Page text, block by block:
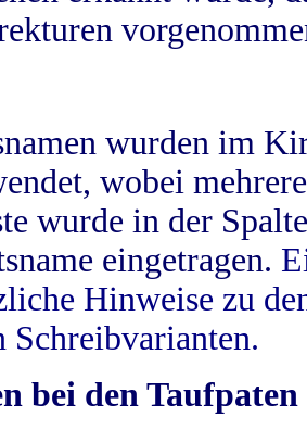
wurden im
wobei
wurde in der
eingetragen.
Hinweise zu
Schreibvarianten.
bei den Taufpaten